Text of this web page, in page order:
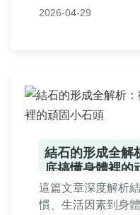
文章基於實際經驗
2026-04-29
結石的形成全解
底搞懂身體裡的
這篇文章深度解析
慣、生活因素到身